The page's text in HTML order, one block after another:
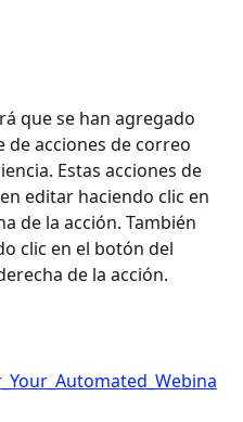
que se han agregado
acciones de correo
Estas acciones de
editar haciendo clic en
de la acción. También
clic en el botón del
de la acción.